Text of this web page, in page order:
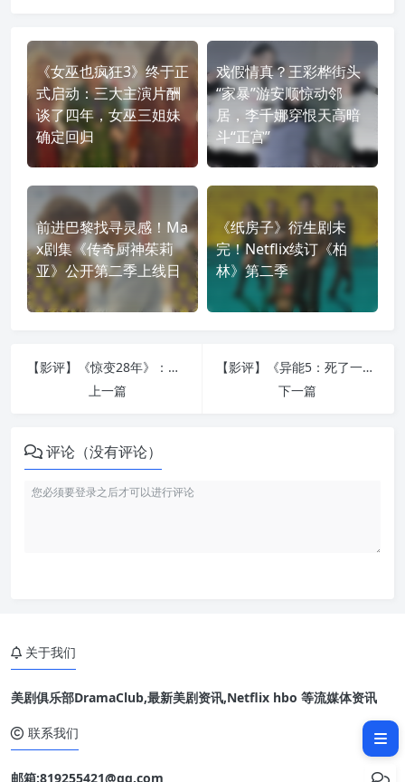
《女巫也疯狂3》终于正
式启动：三大主演片酬
谈了四年，女巫三姐妹
确定回归
戏假情真？王彩桦街头
“家暴”游安顺惊动邻
居，李千娜穿恨天高暗
斗“正宫”
前进巴黎找寻灵感！Ma
x剧集《传奇厨神茱莉
亚》公开第二季上线日
《纸房子》衍生剧未
完！Netflix续订《柏
林》第二季
【影评】《惊变28年》：在看似发散的各种隐喻下，本质是意外古典的希腊悲剧英雄故事
上一篇
【影评】《异能5：死了一个超人以后》：器官移植变身超级英雄，韩式喜剧包装下的未完成英雄梦
下一篇
评论（没有评论）
想讲“女性也能当英雄”，却拍出
关于我们
美剧俱乐部DramaClub,最新美剧资讯,Netflix hbo 等流媒体资讯
联系我们
邮箱:819255421@qq.com